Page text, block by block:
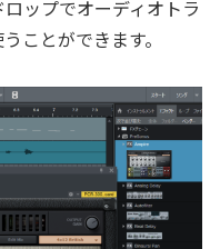
ップでオーディオトラ
ことができます。